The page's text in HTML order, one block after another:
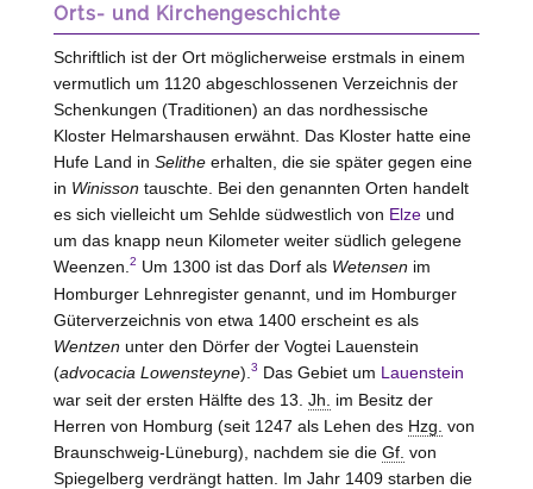
Orts- und Kirchengeschichte
Schriftlich ist der Ort möglicherweise erstmals in einem
vermutlich um 1120 abgeschlossenen Verzeichnis der
Schenkungen (Traditionen) an das nordhessische
Kloster Helmarshausen erwähnt. Das Kloster hatte eine
Hufe Land in Selitheerhalten, die sie später gegen eine
in Winisson tauschte. Bei den genannten Orten handelt
es sich vielleicht um Sehlde südwestlich von Elzeund
um das knapp neun Kilometer weiter südlich gelegene
Weenzen. 2 Um 1300 ist das Dorf als Wetensen im
Homburger Lehnregister genannt, und im Homburger
Güterverzeichnis von etwa 1400 erscheint es als
Wentzen unter den Dörfer der Vogtei Lauenstein
(advocacia Lowensteyne). 3 Das Gebiet um Lauenstein
war seit der ersten Hälfte des 13. Jh.
im Besitz der
Herren von Homburg (seit 1247 als Lehen des Hzg. von
Braunschweig-Lüneburg), nachdem sie die Gf. von
Spiegelberg verdrängt hatten. Im Jahr 1409 starben die